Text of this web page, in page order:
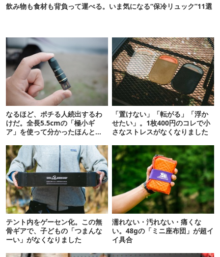
飲み物も食材も背負って運べる。いま気になる“保冷リュック”11選
なるほど、ポチる人続出するわ
けだ。全長5.5cmの「極小ギ
ア」を使って分かったほんとの
「置けない」「転がる」「浮か
せたい」。1枚400円のコレで小
さなストレスがなくなりました
テント内をゲーセン化。この無
骨ギアで、子どもの「つまんな
ーい」がなくなりました
濡れない・汚れない・痛くな
い。48gの「ミニ座布団」が超イ
イ具合